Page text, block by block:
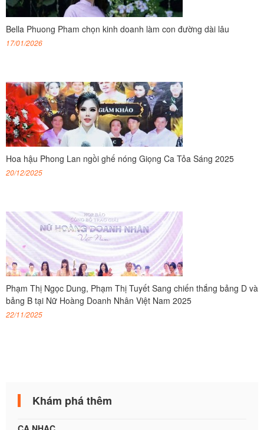
Bella Phuong Pham chọn kinh doanh làm con đường dài lâu
17/01/2026
Hoa hậu Phong Lan ngồi ghế nóng Giọng Ca Tỏa Sáng 2025
20/12/2025
Phạm Thị Ngọc Dung, Phạm Thị Tuyết Sang chiến thắng bảng D và
bảng B tại Nữ Hoàng Doanh Nhân Việt Nam 2025
22/11/2025
Khám phá thêm